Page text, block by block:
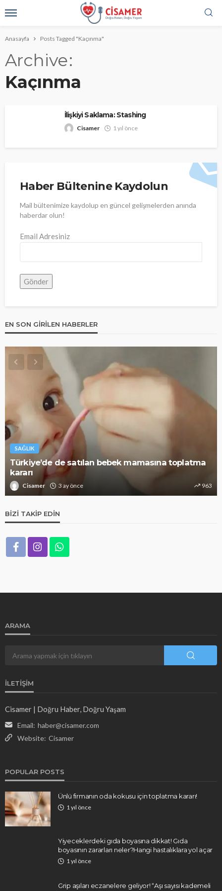
Anasayfa Posts Tagged "Kaçınma"
Archive
Kaçınma
İlişkiyi Saklama: Stashing
Cisamer 1 yıl önce
Haber Bültenine Kaydolun
Mail bültenimize kaydolup en güncel gelişmelerden anında
haberdar olun!
Email Adresiniz
EN SON GIRILEN HABERLER
SAĞLIK
Türkiye’de de satılan bebek mamasına toplatma
kararı
Cisamer 3 ay önce 963
BIZI TAKIP EDIN
ARAMA
İLETIŞIM
Cisamer | Doğru Haber, Doğru Yaşam
Email: haber@cisamer.com
Website: Cisamer
POPULAR POSTS
Ünlü firmanın oda kokusu için toplatma kararı!
1 yıl önce
Yiyeceklerdeki gıda boyasına dikkat! Gıda
boyasının zararları neler?Hangi hastalıklara yol açar
1 yıl önce
Grip aşıları eczanelere geliyor! “Aşı sayısı kademeli